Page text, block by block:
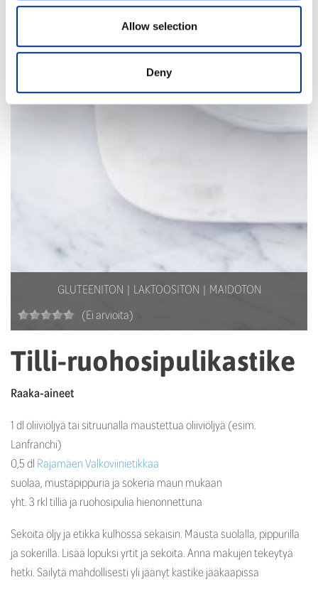
Allow selection
Deny
GLUTEENITON LAKTOOSITON
MAIDOTON
(Ei arvioita)
Tilli-ruohosipulikastike
Raaka-aineet
1 dl oliiviöljyä tai sitruunalla maustettua oliiviöljyä (esim.
Lanfranchi)
0,5 dl Rajamäen Valkoviinietikkaa
suolaa, mustapippuria ja sokeria maun mukaan
yht. 3 rkl tilliä ja ruohosipulia hienonnettuna
Sekoita öljy ja etikka kulhossa sekaisin. Mausta suolalla, pippurilla
ja sokerilla. Lisää lopuksi yrtit ja sekoita. Anna makujen tekeytyä
hetki. Säilytä mahdollisesti yli jäänyt kastike jääkaapissa